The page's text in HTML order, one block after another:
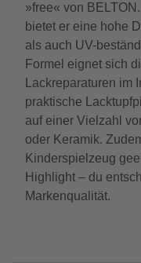
»free« von
bietet er eine hohe
als auch UV-
Formel eignet sich
Lackreparaturen
praktische
auf einer Vielzahl
oder Keramik.
Kinderspielzeug
Highlight – du
Markenqualität.